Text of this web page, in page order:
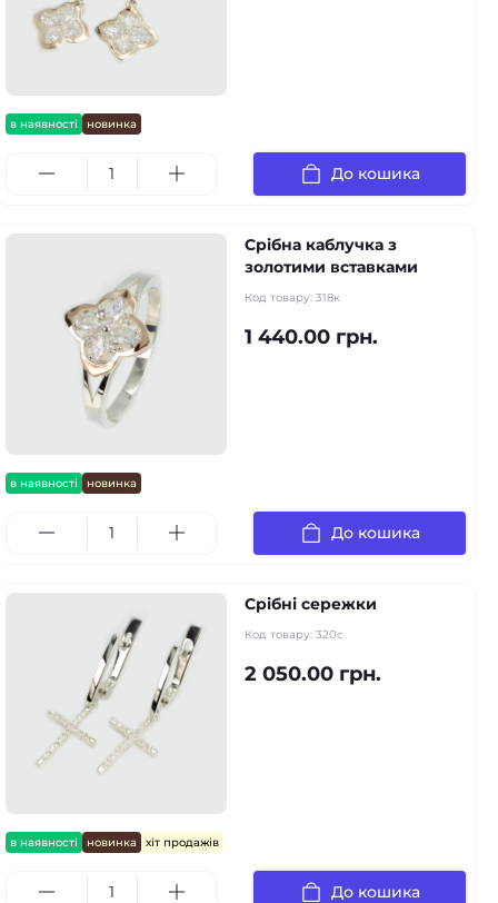
в наявності новинка
До кошика
в наявності новинка
Срібна каблучка з
золотими вставками
Код товару: 318к
1 440.00 грн.
До кошика
в наявності новинка хіт продажів
Срібні сережки
Код товару: 320с
2 050.00 грн.
До кошика